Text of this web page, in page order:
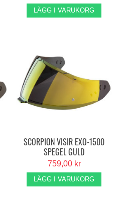
LÄGG I VARUKORG
SCORPION VISIR EXO-1500
SPEGEL GULD
759,00 kr
LÄGG I VARUKORG